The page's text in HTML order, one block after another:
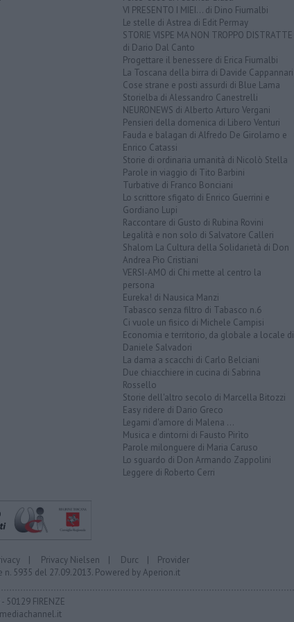
VI PRESENTO I MIEI... di Dino Fiumalbi
Le stelle di Astrea di Edit Permay
STORIE VISPE MA NON TROPPO DISTRATTE
di Dario Dal Canto
Progettare il benessere di Erica Fiumalbi
La Toscana della birra di Davide Cappannari
Cose strane e posti assurdi di Blue Lama
Storielba di Alessandro Canestrelli
NEURONEWS di Alberto Arturo Vergani
Pensieri della domenica di Libero Venturi
Fauda e balagan di Alfredo De Girolamo e
Enrico Catassi
Storie di ordinaria umanità di Nicolò Stella
Parole in viaggio di Tito Barbini
Turbative di Franco Bonciani
Lo scrittore sfigato di Enrico Guerrini e
Gordiano Lupi
Raccontare di Gusto di Rubina Rovini
Legalità e non solo di Salvatore Calleri
Shalom La Cultura della Solidarietà di Don
Andrea Pio Cristiani
VERSI-AMO di Chi mette al centro la
persona
Eureka! di Nausica Manzi
Tabasco senza filtro di Tabasco n.6
Ci vuole un fisico di Michele Campisi
Economia e territorio, da globale a locale di
Daniele Salvadori
La dama a scacchi di Carlo Belciani
Due chiacchiere in cucina di Sabrina
Rossello
Storie dell'altro secolo di Marcella Bitozzi
Easy ridere di Dario Greco
Legami d'amore di Malena ...
Musica e dintorni di Fausto Pirìto
Parole milonguere di Maria Caruso
Lo sguardo di Don Armando Zappolini
Leggere di Roberto Cerri
| Privacy Nielsen | Durc | Provider
5935 del 27.09.2013. Powered byAperion.it
50129 FIRENZE